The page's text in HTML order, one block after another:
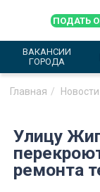
ПОДАТЬ
ВАКАНСИИ
ГОРОДА
Главная Новости
Улицу
ремонта